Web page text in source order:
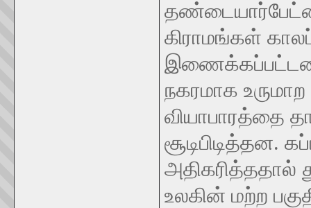
கிராமங்கள்
நகரமாக
வியாபாரத்தை
சூடிபிடித்தன.
அதிகரித்ததால்
உலகின் மற்ற